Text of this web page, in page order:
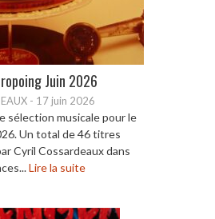
Juin 2026
- 17 juin 2026
sélection musicale pour le
Un total de 46 titres
Cyril Cossardeaux dans
Lire la suite